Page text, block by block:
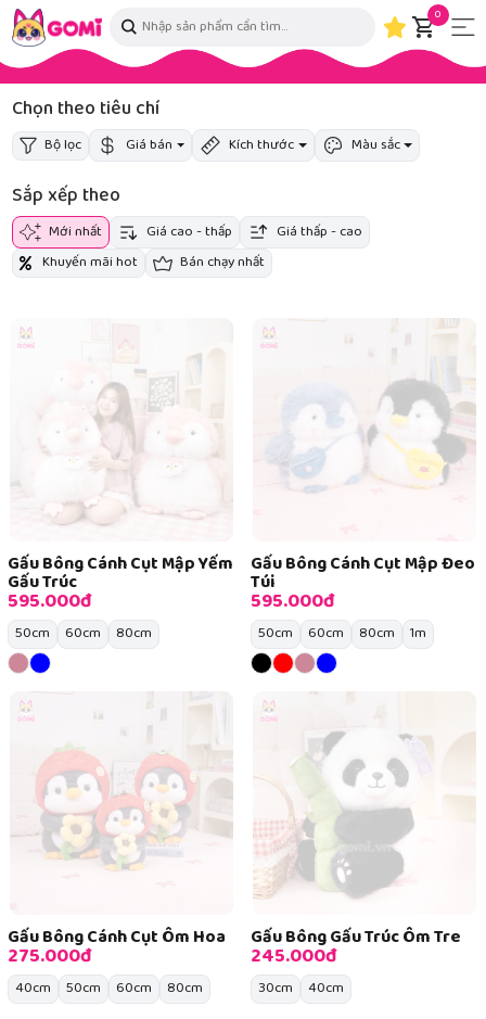
0
Chọn theo tiêu chí
Bộ lọc Giá bán Kích thước Màu sắc
Sắp xếp theo
Mới nhất Giá cao - thấp
Giá thấp - cao
Khuyến mãi hot
Bán chạy nhất
Gấu Bông Cánh Cụt Mập Yếm
Gấu Trúc
595.000đ
50cm 60cm 80cm
Gấu Bông Cánh Cụt Mập Đeo
Túi
595.000đ
50cm 60cm 80cm 1m
Gấu Bông Cánh Cụt Ôm Hoa
275.000đ
40cm 50cm 60cm 80cm
Gấu Bông Gấu Trúc Ôm Tre
245.000đ
30cm 40cm